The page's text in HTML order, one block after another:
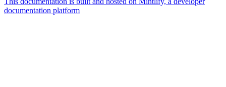
documentation platform